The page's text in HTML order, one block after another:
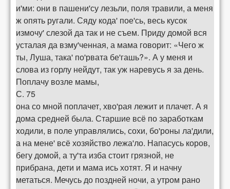
и'ми: они в пашени'су лезьли, поля травили, а меня
ж опять ругали. Сяду кода' пое'сь, весь кусок
измочу' слезой да так и не съем. Приду домой вся
усталая да взму'ченная, а мама говорит: «Чего ж
ты, Луша, така' по'рвата бе'гашь?». А у меня и
слова из горлу нейдут, так уж наревусь я за день.
Поплачу возле мамы,
С. 75
она со мной поплачет, хво'рая лежит и плачет. А я
дома средней была. Старшие всё по заработкам
ходили, в поле управлялись, сохи, бо'роны ла'дили,
а на мене' всё хозяйство лежа'ло. Напасусь коров,
бегу домой, а ту'та изба стоит грязной, не
прибрана, дети и мама ись хотят. Я и начну
метаться. Мечусь до поздней ночи, а утром рано